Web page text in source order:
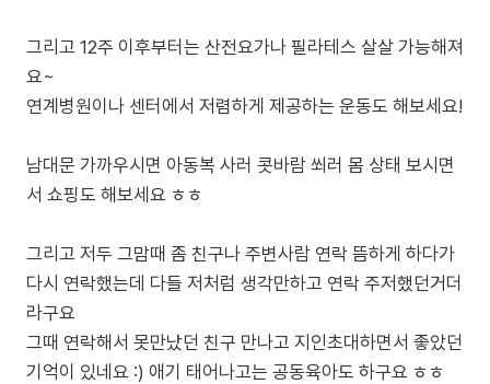
그리고 12주 이후부터는 산전요가나 필라테스 살살 가능해져
요~
연계병원이나 센터에서 저렴하게 제공하는 운동도 해보세요!
남대문 가까우시면 아동복 사러 콧바람 쐬러 몸 상태 보시면
서 쇼핑도 해보세요 ㅎㅎ
그리고 저두 그맘때 좀 친구나 주변사람 연락 뜸하게 하다가
다시 연락했는데 다들 저처럼 생각만하고 연락 주저했던거더
라구요
그때 연락해서 못만났던 친구 만나고 지인초대하면서 좋았던
기억이 있네요 :) 애기 태어나고는 공동육아도 하구요 ㅎㅎ